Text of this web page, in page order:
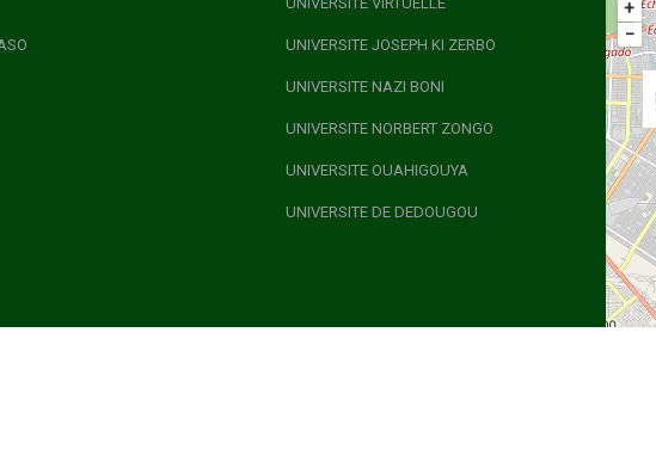
UNIVERSITE JOSEPH KI ZERBO
UNIVERSITE NAZI BONI
UNIVERSITE NORBERT ZONGO
UNIVERSITE OUAHIGOUYA
UNIVERSITE DE DEDOUGOU
+
−